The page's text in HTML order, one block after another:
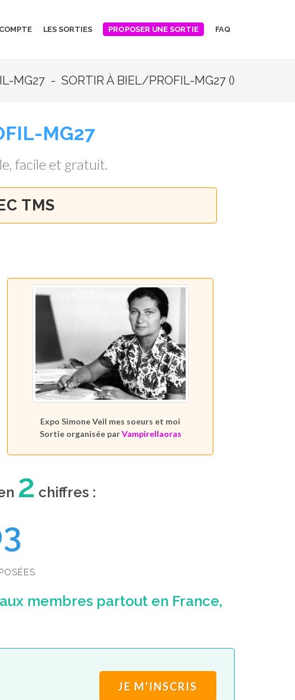
LES SORTIES PROPOSER UNE SORTIE FAQ
MG27 - SORTIR À BIEL/PROFIL-MG27 ()
MG27
facile et gratuit.
TMS
Expo Simone Veil mes soeurs et moi
Sortie organisée parVampirellaoras
2 chiffres :
membres partout en France,
JE M'INSCRIS